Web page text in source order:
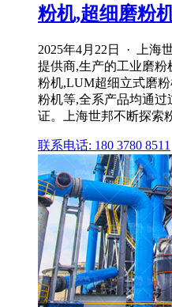
粉机,超细磨粉
2025年4月22日 · 上海
提供商,生产的工业磨
粉机,LUM超细立式磨
粉机等,全系产品均通过
证。上海世邦不断探索
联系电话: 180 3780 8511